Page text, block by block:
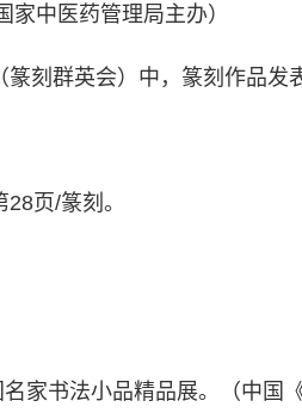
中医药管理局主办）
刻群英会）中，篆刻作品发
页/篆刻。
家书法小品精品展。（中国